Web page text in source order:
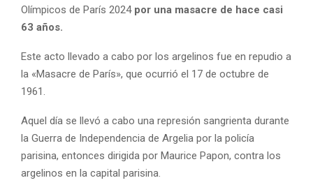
Olímpicos de París 2024por una masacre de hace casi
63 años.
Este acto llevado a cabo por los argelinos fue en repudio a
la «Masacre de París», que ocurrió el 17 de octubre de
1961.
Aquel día se llevó a cabo una represión sangrienta durante
la Guerra de Independencia de Argelia por la policía
parisina, entonces dirigida por Maurice Papon, contra los
argelinos en la capital parisina.